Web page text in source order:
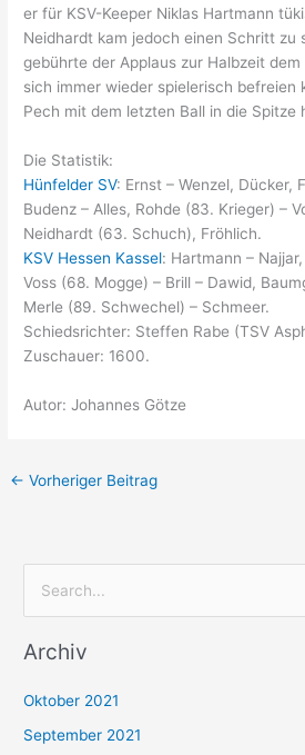
er für KSV-Keeper Niklas Hartmann
Neidhardt kam jedoch einen Schritt zu
gebührte der Applaus zur Halbzeit
sich immer wieder spielerisch befreien
Pech mit dem letzten Ball in die Spitze
Die Statistik:
Hünfelder SV: Ernst – Wenzel, Dücker,
Budenz – Alles, Rohde (83. Krieger) –
Neidhardt (63. Schuch), Fröhlich.
KSV Hessen Kassel: Hartmann –
Voss (68. Mogge) – Brill – Dawid,
Merle (89. Schwechel) – Schmeer.
Schiedsrichter: Steffen Rabe (TSV
Zuschauer: 1600.
Autor: Johannes Götze
← Vorheriger Beitrag
c
n
Archiv
Oktober 2021
September 2021